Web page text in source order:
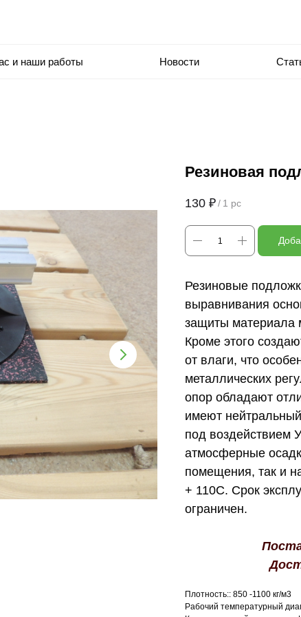
и наши работы Новости
Резиновая
130 ₽/ 1 pc
Резиновые
выравнивания
защиты материала
Кроме этого
от влаги, что
металлических
опор обладают
имеют
под воздействием
атмосферные
помещения, так и
+ 110С. Срок
ограничен.
Плотность:: 850 -1100 кг/м3
Рабочий температурный